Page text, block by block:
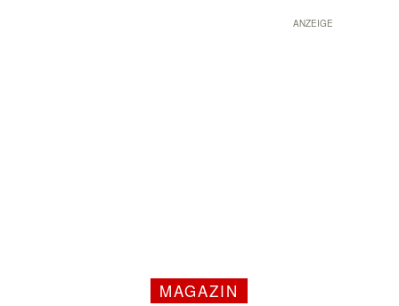
ANZEIGE
MAGAZIN